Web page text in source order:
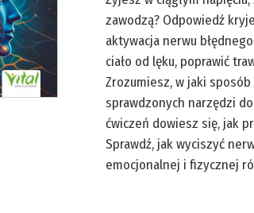
zawodzą? Odpowiedź
aktywacja nerwu
ciało od lęku, poprawić
Zrozumiesz, w jaki
sprawdzonych narzędzi
ćwiczeń dowiesz się, jak
Sprawdź, jak wyciszyć
emocjonalnej i fizycznej